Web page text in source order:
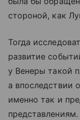
стороной, как
Тогда
развитие
у Венеры такой
а впоследствии
именно так и